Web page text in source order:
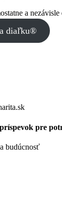
a
diaľku®
pre
budúcnosť